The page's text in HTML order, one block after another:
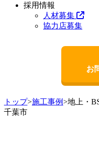
採用情報
人材募集
協力店募集
お
トップ>施工事例>地上・
千葉市